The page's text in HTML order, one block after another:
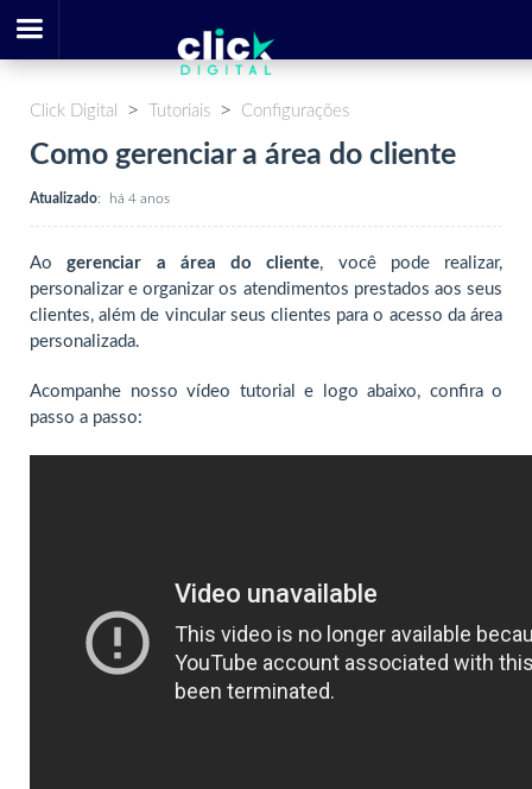
Click Digital Tutoriais Configurações
Como gerenciar a área do cliente
Atualizado: há 4 anos
Aogerenciar a área do cliente, você pode realizar,
personalizar e organizar os atendimentos prestados aos seus
clientes, além de vincular seus clientes para o acesso da área
personalizada.
Acompanhe nosso vídeo tutorial e logo abaixo, confira o
passo a passo: